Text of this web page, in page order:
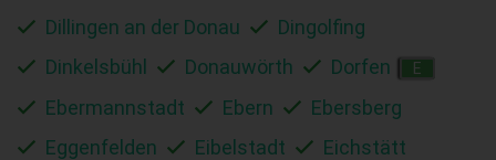
Dillingen an der Donau
Dingolfing
Dinkelsbühl
Donauwörth Dorfen E
Ebermannstadt Ebern
Ebersberg
Eggenfelden
Eibelstadt
Eichstätt